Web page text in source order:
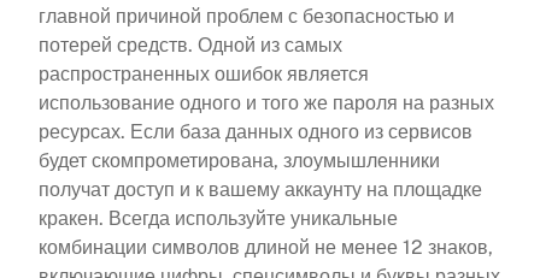
главной причиной проблем с безопасностью и
потерей средств. Одной из самых
распространенных ошибок является
использование одного и того же пароля на разных
ресурсах. Если база данных одного из сервисов
будет скомпрометирована, злоумышленники
получат доступ и к вашему аккаунту на площадке
кракен. Всегда используйте уникальные
комбинации символов длиной не менее 12 знаков,